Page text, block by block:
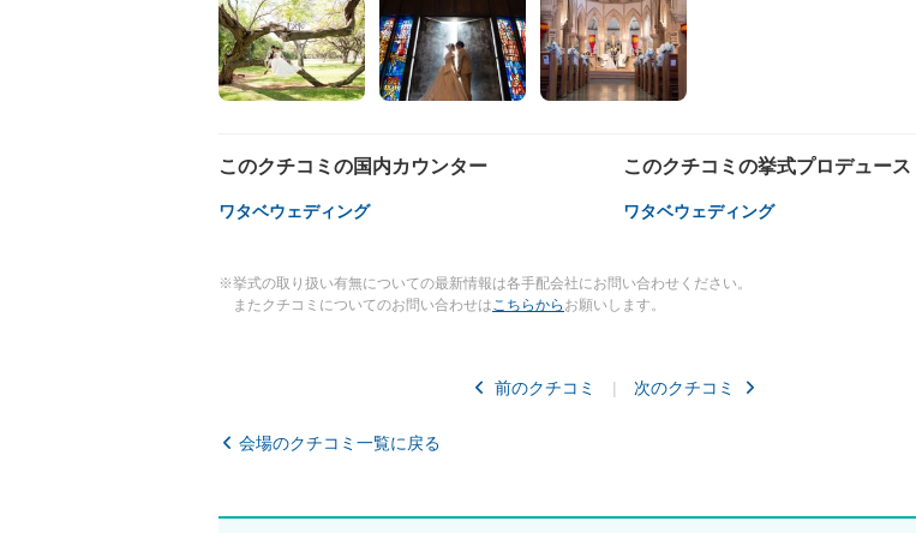
このクチコミの国内カウンター
ワタベウェディング
このクチコミの挙式プロデュース
ワタベウェディング
※挙式の取り扱い有無についての最新情報は各手配会社にお問い合わせください。
またクチコミについてのお問い合わせはこちらから お願いします。
前のクチコミ 次のクチコミ
会場のクチコミ一覧に戻る